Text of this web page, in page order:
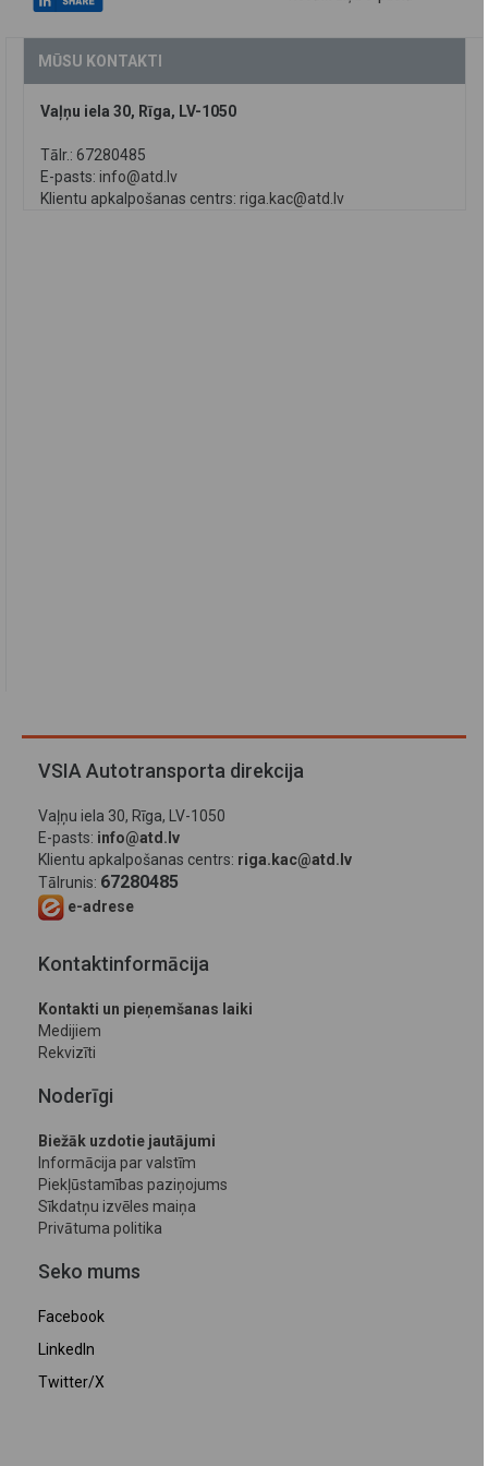
MŪSU KONTAKTI
Vaļņu iela 30, Rīga, LV-1050
Tālr.: 67280485
E-pasts: info@atd.lv
Klientu apkalpošanas centrs: riga.kac@atd.lv
VSIA Autotransporta direkcija
Vaļņu iela 30, Rīga, LV-1050
E-pasts: info@atd.lv
Klientu apkalpošanas centrs: riga.kac@atd.lv
Tālrunis: 67280485
e-adrese
Kontaktinformācija
Kontakti un pieņemšanas laiki
Medijiem
Rekvizīti
Noderīgi
Biežāk uzdotie jautājumi
Informācija par valstīm
Piekļūstamības paziņojums
Sīkdatņu izvēles maiņa
Privātuma politika
Seko mums
Facebook
LinkedIn
Twitter/X